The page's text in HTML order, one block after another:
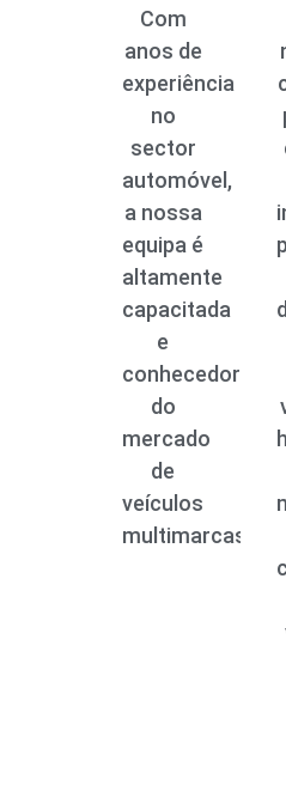
Com
anos de
experiência
no
sector
automóvel,
a nossa
equipa é
altamente
capacitada
e
conhecedora
do
mercado
de
veículos
multimarcas.